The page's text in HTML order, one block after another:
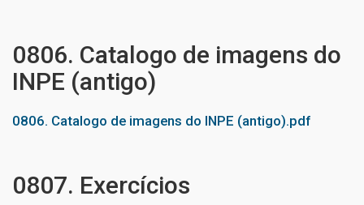
0806. Catalogo de imagens do
INPE (antigo)
0806. Catalogo de imagens do INPE (antigo).pdf
0807. Exercícios